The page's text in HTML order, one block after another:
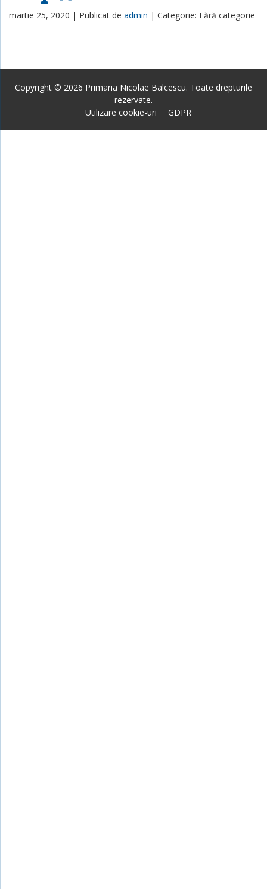
martie 25, 2020 | Publicat de admin | Categorie: Fără categorie
Copyright © 2026 Primaria Nicolae Balcescu. Toate drepturile
rezervate.
Utilizare cookie-uri
GDPR